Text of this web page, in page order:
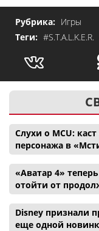
Рубрика: Игры
Теги: #S.T.A.L.K.E.R.
Слухи о MCU:
персонажа в
«Аватар 4»
отойти от
Disney признали
еще одной